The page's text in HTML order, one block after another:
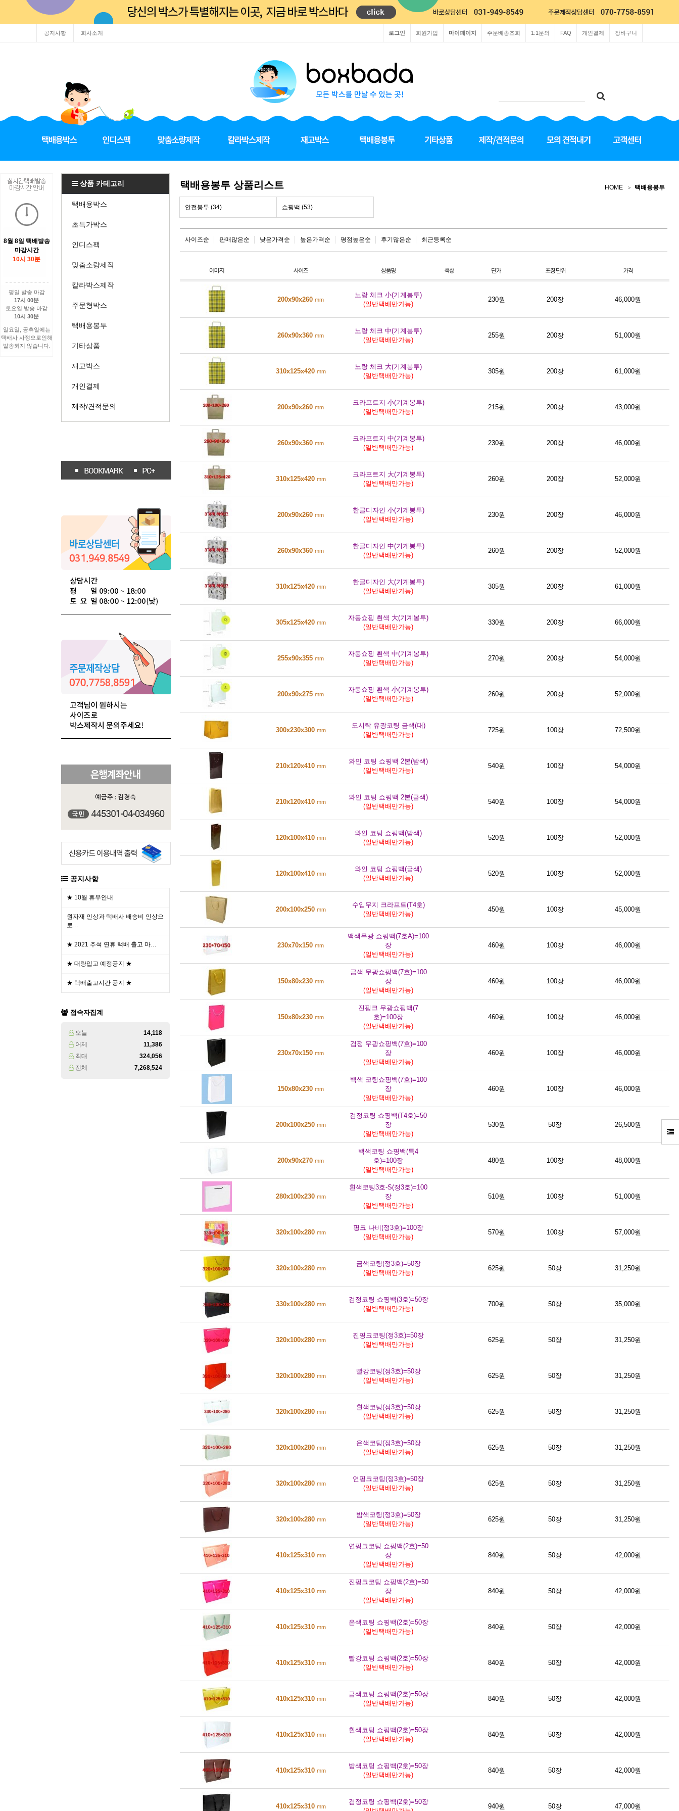
공지사항 회사소개 장바구니
개인결제
FAQ
1:1문의
주문배송조회
마이페이지
회원가입
로그인
8월 8일 택배발송
마감시간
10시 30분
평일 발송 마감
17시 00분
토요일 발송 마감
10시 30분
일요일, 공휴일에는
택배사 사정으로인해
발송되지 않습니다.
상품 카테고리
택배용박스
초특가박스
인디스팩
맞춤소량제작
칼라박스제작
주문형박스
택배용봉투
기타상품
재고박스
개인결제
제작/견적문의
공지사항
★ 10월 휴무안내
원자재 인상과 택배사 배송비 인상으
로…
★ 2021 추석 연휴 택배 출고 마…
★ 대량입고 예정공지 ★
★ 택배출고시간 공지 ★
접속자집계
오늘
14,118
어제
11,386
최대
324,056
전체
7,268,524
택배용봉투 상품리스트 HOME 택배용봉투
안전봉투 (34) 쇼핑백 (53)
사이즈순 판매많은순 낮은가격순 높은가격순 평점높은순 후기많은순 최근등록순
200x90x260 mm
노랑 체크 小(기계봉투)
(일반택배만가능)
230원 200장 46,000원
260x90x360 mm
노랑 체크 中(기계봉투)
(일반택배만가능)
255원 200장 51,000원
310x125x420 mm
노랑 체크 大(기계봉투)
(일반택배만가능)
305원 200장 61,000원
200x90x260 mm
크라프트지 小(기계봉투)
(일반택배만가능)
215원 200장 43,000원
260x90x360 mm
크라프트지 中(기계봉투)
(일반택배만가능)
230원 200장 46,000원
310x125x420 mm
크라프트지 大(기계봉투)
(일반택배만가능)
260원 200장 52,000원
200x90x260 mm
한글디자인 小(기계봉투)
(일반택배만가능)
230원 200장 46,000원
260x90x360 mm
한글디자인 中(기계봉투)
(일반택배만가능)
260원 200장 52,000원
310x125x420 mm
한글디자인 大(기계봉투)
(일반택배만가능)
305원 200장 61,000원
305x125x420 mm
자동쇼핑 흰색 大(기계봉투)
(일반택배만가능)
330원 200장 66,000원
255x90x355 mm
자동쇼핑 흰색 中(기계봉투)
(일반택배만가능)
270원 200장 54,000원
200x90x275 mm
자동쇼핑 흰색 小(기계봉투)
(일반택배만가능)
260원 200장 52,000원
300x230x300 mm
도시락 유광코팅 금색(대)
(일반택배만가능)
725원 100장 72,500원
210x120x410 mm
와인 코팅 쇼핑백 2본(밤색)
(일반택배만가능)
540원 100장 54,000원
210x120x410 mm
와인 코팅 쇼핑백 2본(금색)
(일반택배만가능)
540원 100장 54,000원
120x100x410 mm
와인 코팅 쇼핑백(밤색)
(일반택배만가능)
520원 100장 52,000원
120x100x410 mm
와인 코팅 쇼핑백(금색)
(일반택배만가능)
520원 100장 52,000원
200x100x250 mm
수입무지 크라프트(T4호)
(일반택배만가능)
450원 100장 45,000원
230x70x150 mm
백색무광 쇼핑백(7호A)=100
장
(일반택배만가능)
460원 100장 46,000원
150x80x230 mm
금색 무광쇼핑백(7호)=100
장
(일반택배만가능)
460원 100장 46,000원
150x80x230 mm
진핑크 무광쇼핑백(7
호)=100장
(일반택배만가능)
460원 100장 46,000원
230x70x150 mm
검정 무광쇼핑백(7호)=100
장
(일반택배만가능)
460원 100장 46,000원
150x80x230 mm
백색 코팅쇼핑백(7호)=100
장
(일반택배만가능)
460원 100장 46,000원
200x100x250 mm
검정코팅 쇼핑백(T4호)=50
장
(일반택배만가능)
530원 50장 26,500원
200x90x270 mm
백색코팅 쇼핑백(특4
호)=100장
(일반택배만가능)
480원 100장 48,000원
280x100x230 mm
흰색코팅3호-S(정3호)=100
장
(일반택배만가능)
510원 100장 51,000원
320x100x280 mm
핑크 나비(정3호)=100장
(일반택배만가능)
570원 100장 57,000원
320x100x280 mm
금색코팅(정3호)=50장
(일반택배만가능)
625원 50장 31,250원
330x100x280 mm
검정코팅 쇼핑백(3호)=50장
(일반택배만가능)
700원 50장 35,000원
320x100x280 mm
진핑크코팅(정3호)=50장
(일반택배만가능)
625원 50장 31,250원
320x100x280 mm
빨강코팅(정3호)=50장
(일반택배만가능)
625원 50장 31,250원
320x100x280 mm
흰색코팅(정3호)=50장
(일반택배만가능)
625원 50장 31,250원
320x100x280 mm
은색코팅(정3호)=50장
(일반택배만가능)
625원 50장 31,250원
320x100x280 mm
연핑크코팅(정3호)=50장
(일반택배만가능)
625원 50장 31,250원
320x100x280 mm
밤색코팅(정3호)=50장
(일반택배만가능)
625원 50장 31,250원
410x125x310 mm
연핑크코팅 쇼핑백(2호)=50
장
(일반택배만가능)
840원 50장 42,000원
410x125x310 mm
진핑크코팅 쇼핑백(2호)=50
장
(일반택배만가능)
840원 50장 42,000원
410x125x310 mm
은색코팅 쇼핑백(2호)=50장
(일반택배만가능)
840원 50장 42,000원
410x125x310 mm
빨강코팅 쇼핑백(2호)=50장
(일반택배만가능)
840원 50장 42,000원
410x125x310 mm
금색코팅 쇼핑백(2호)=50장
(일반택배만가능)
840원 50장 42,000원
410x125x310 mm
흰색코팅 쇼핑백(2호)=50장
(일반택배만가능)
840원 50장 42,000원
410x125x310 mm
밤색코팅 쇼핑백(2호)=50장
(일반택배만가능)
840원 50장 42,000원
410x125x310 mm
검정코팅 쇼핑백(2호)=50장
940원 50장 47,000원